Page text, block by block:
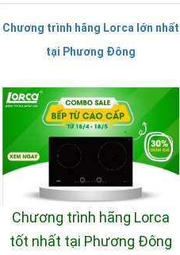
Chương trình hãng Lorca lớn nhất
tại Phương Đông
Chương trình hãng Lorca
tốt nhất tại Phương Đông